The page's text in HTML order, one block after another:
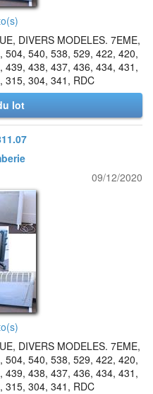
DIVERS MODELES. 7EME,
540, 538, 529, 422, 420,
438, 437, 436, 434, 431,
315, 304, 341, RDC
lot
09/12/2020
DIVERS MODELES. 7EME,
540, 538, 529, 422, 420,
438, 437, 436, 434, 431,
315, 304, 341, RDC